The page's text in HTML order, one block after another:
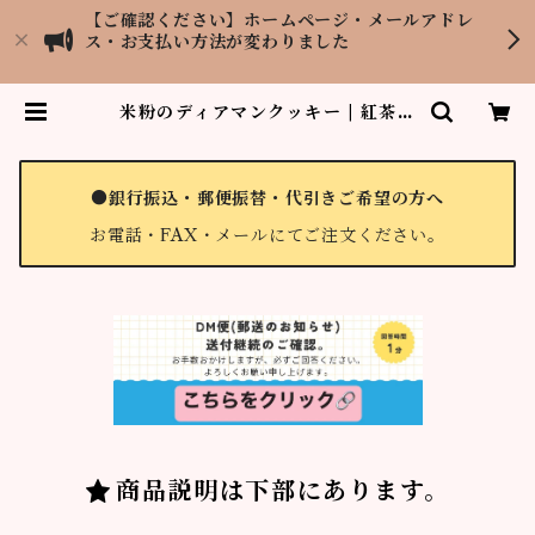
【ご確認ください】ホームページ・メールアドレ
ス・お支払い方法が変わりました
米粉のディアマンクッキー | 紅茶専
●銀行振込・郵便振替・代引きご希望の方へ
お電話・FAX・メールにてご注文ください。
商品説明は下部にあります。